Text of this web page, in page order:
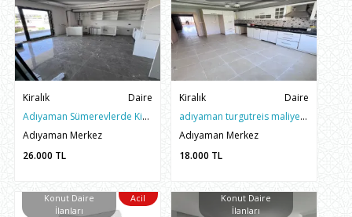
Kiralık
Daire
Adıyaman Sümerevlerde Kiralık Belediye Karşısı 145m2 Daire
Adıyaman Merkez
26.000 TL
Kiralık
Daire
adıyaman turgutreis maliye cıvarı 3+1 kiralık arakat daire
Adıyaman Merkez
18.000 TL
Konut Daire
İlanları
Acil
Konut Daire
İlanları